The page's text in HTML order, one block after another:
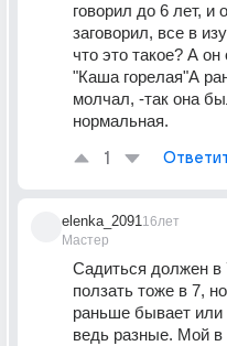
говорил до 6 лет, и
заговорил, все в
что это такое? А он
"Каша горелая"А
молчал, -так она
нормальная.
1
elenka_2091
Мастер
16лет
Садиться должен в
ползать тоже в 7,
раньше бывает или
ведь разные. Мой в